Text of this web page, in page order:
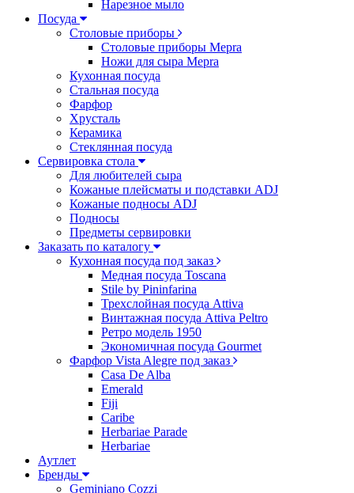
Нарезное мыло
Посуда
Столовые приборы
Столовые приборы Mepra
Ножи для сыра Mepra
Кухонная посуда
Стальная посуда
Фарфор
Хрусталь
Керамика
Стеклянная посуда
Сервировка стола
Для любителей сыра
Кожаные плейсматы и подставки ADJ
Кожаные подносы ADJ
Подносы
Предметы сервировки
Заказать по каталогу
Кухонная посуда под заказ
Медная посуда Toscana
Stile by Pininfarina
Трехслойная посуда Attiva
Винтажная посуда Attiva Peltro
Ретро модель 1950
Экономичная посуда Gourmet
Фарфор Vista Alegre под заказ
Casa De Alba
Emerald
Fiji
Caribe
Herbariae Parade
Herbariae
Аутлет
Бренды
Geminiano Cozzi